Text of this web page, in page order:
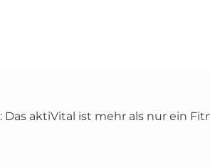
: Das aktiVital ist mehr als nur ein